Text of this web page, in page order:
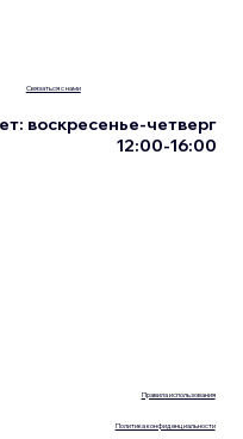
Правила использования
Политика конфиденциальности
Связаться с нами
воскресенье-четверг
12:00-16:00